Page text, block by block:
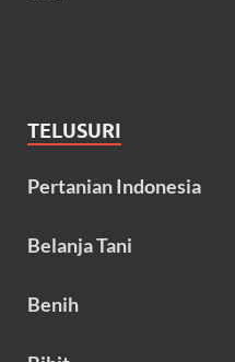
TELUSURI
Pertanian Indonesia
Belanja Tani
Benih